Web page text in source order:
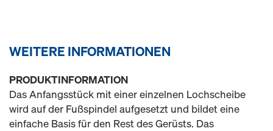
WEITERE INFORMATIONEN
PRODUKTINFORMATION
Das Anfangsstück mit einer einzelnen Lochscheibe
wird auf der Fußspindel aufgesetzt und bildet eine
einfache Basis für den Rest des Gerüsts. Das